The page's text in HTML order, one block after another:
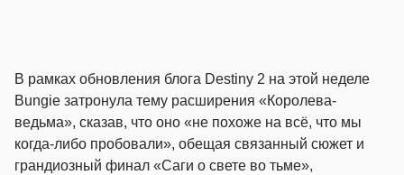
В рамках обновления блога Destiny 2 на этой неделе
Bungie затронула тему расширения «Королева-
ведьма», сказав, что оно «не похоже на всё, что мы
когда-либо пробовали», обещая связанный сюжет и
грандиозный финал «Саги о свете во тьме»,